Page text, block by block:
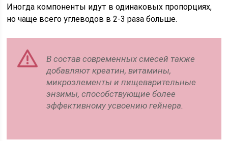
Иногда компоненты идут в одинаковых пропорциях,
но чаще всего углеводов в 2-3 раза больше.
В состав современных смесей также
добавляют креатин, витамины,
микроэлементы и пищеварительные
энзимы, способствующие более
эффективному усвоению гейнера.